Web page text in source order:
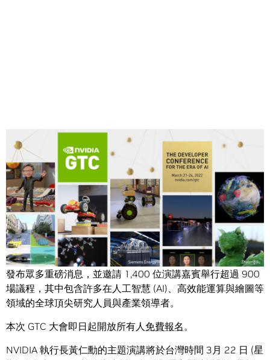
Share
NVIDIA (輝達) 今天宣布將於 3 月 21 日至 24 日舉行線上
GTC 2022技術大會，創辦人暨執行長黃仁勳將於主題演講
發布眾多重磅消息，並邀請 1,400 位演講嘉賓舉行超過 900
場議程，其中包含許多在人工智慧 (AI)、高效能運算與繪圖等
領域的全球頂尖研究人員與產業領導者。
本次 GTC 大會即日起開放所有人免費報名。
NVIDIA 執行長黃仁勳的主題演講將於台灣時間 3月 22 日 (星